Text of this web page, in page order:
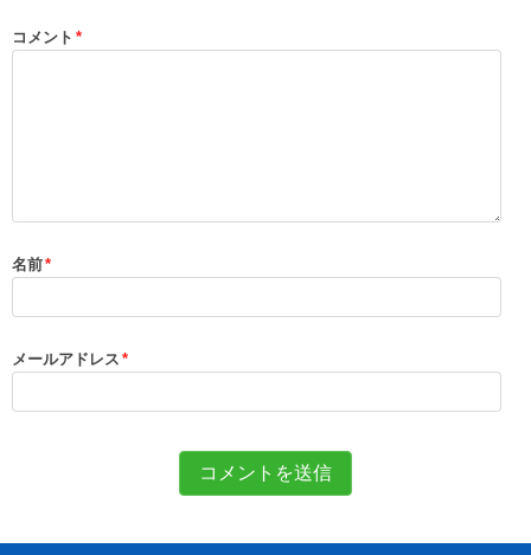
コメント *
名前*
メールアドレス *